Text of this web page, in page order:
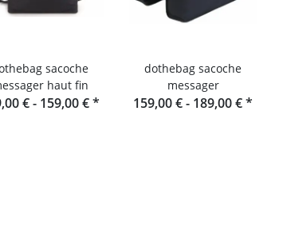
sacoche
haut fin
€ - 159,00 €*
dothebag sacoche
messager
159,00 € - 189,00 €*